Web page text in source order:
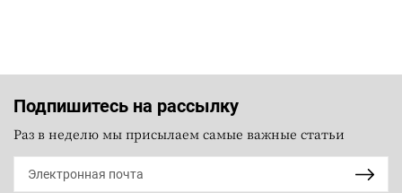
Подпишитесь на рассылку
Раз в неделю мы присылаем самые важные статьи